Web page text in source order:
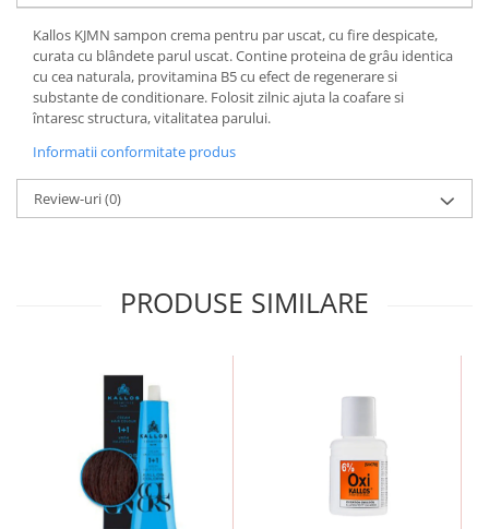
Kallos KJMN sampon crema pentru par uscat, cu fire despicate,
curata cu blândete parul uscat. Contine proteina de grâu identica
cu cea naturala, provitamina B5 cu efect de regenerare si
substante de conditionare. Folosit zilnic ajuta la coafare si
întaresc structura, vitalitatea parului.
Informatii conformitate produs
Review-uri(0)
PRODUSE SIMILARE